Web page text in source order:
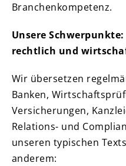
Branchenkompetenz.
Unsere
rechtlich und
Wir übersetzen
Banken,
Versicherungen,
Relations- und
unseren typischen
anderem: